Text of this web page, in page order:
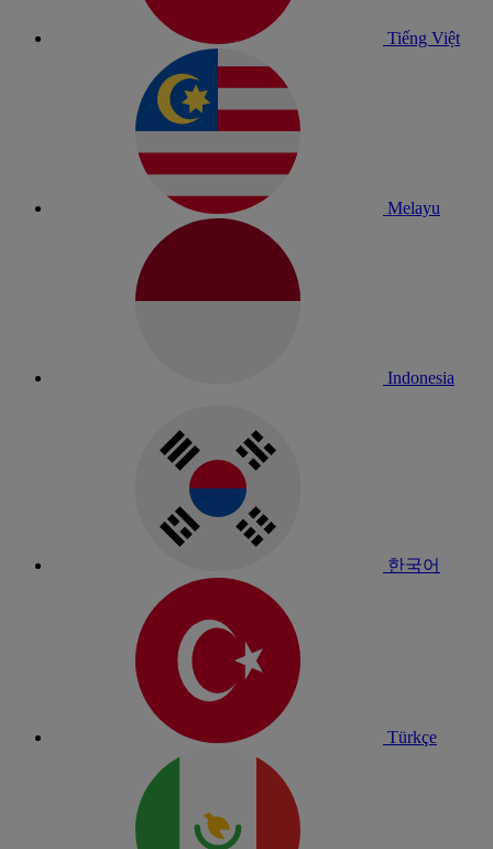
Tiếng Việt
Melayu
Indonesia
한국어
Türkçe